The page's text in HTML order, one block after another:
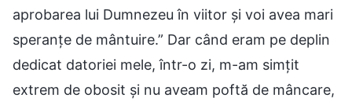
aprobarea lui Dumnezeu în viitor și voi avea mari
speranțe de mântuire.” Dar când eram pe deplin
dedicat datoriei mele, într-o zi, m-am simțit
extrem de obosit și nu aveam poftă de mâncare,